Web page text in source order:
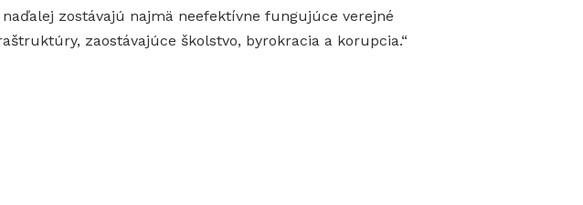
zostávajú najmä neefektívne fungujúce verejné
zaostávajúce školstvo, byrokracia a korupcia.“